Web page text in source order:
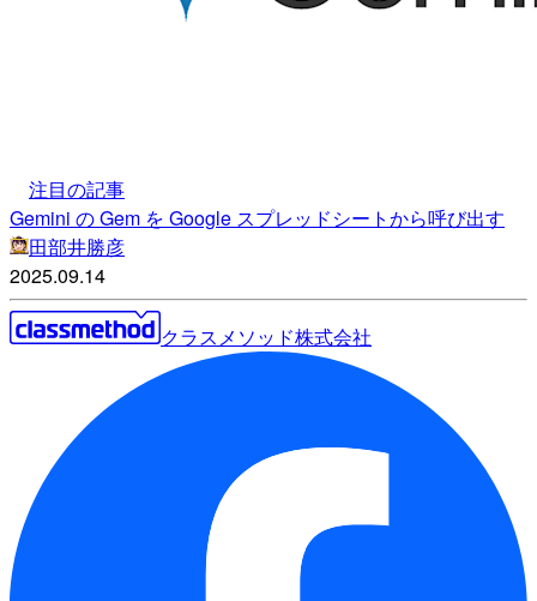
注目の記事
Gemini の Gem を Google スプレッドシートから呼び出す
田部井勝彦
2025.09.14
クラスメソッド株式会社